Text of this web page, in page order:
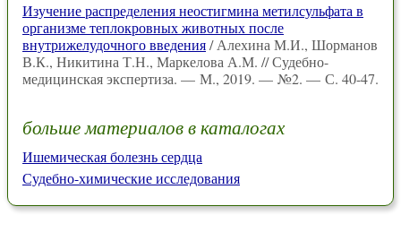
Изучение распределения неостигмина метилсульфата в
организме теплокровных животных после
внутрижелудочного введения/ Алехина М.И., Шорманов
В.К., Никитина Т.Н., Маркелова А.М. // Судебно-
медицинская экспертиза. — М., 2019. — №2. — С. 40-47.
больше материалов в каталогах
Ишемическая болезнь сердца
Судебно-химические исследования